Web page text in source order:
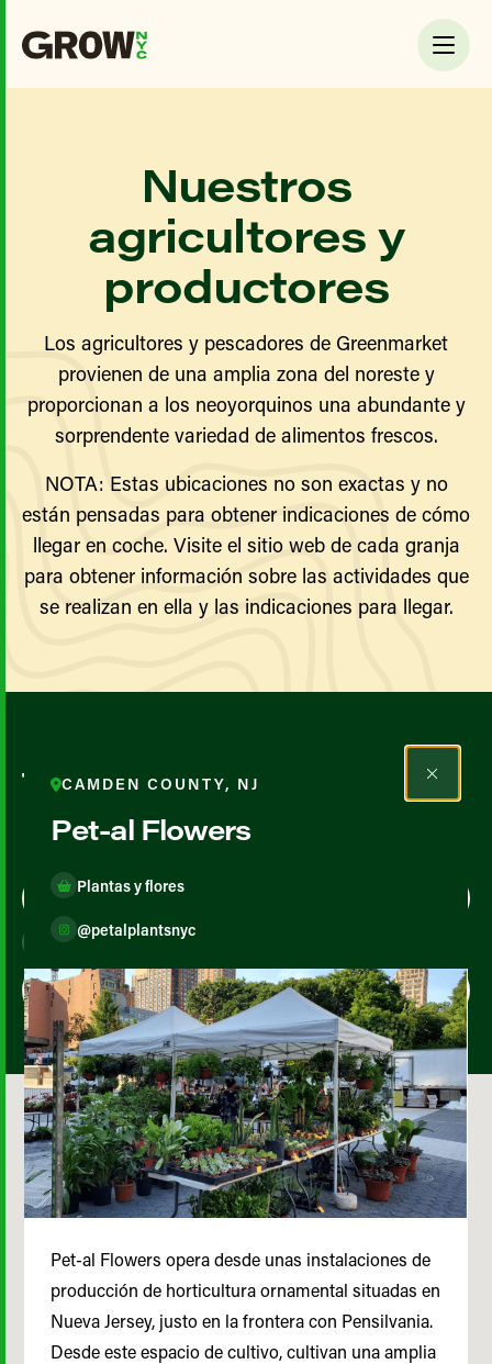
Nuestros
agricultores y
productores
Los agricultores y pescadores de Greenmarket
provienen de una amplia zona del noreste y
proporcionan a los neoyorquinos una abundante y
sorprendente variedad de alimentos frescos.
NOTA: Estas ubicaciones no son exactas y no
están pensadas para obtener indicaciones de cómo
llegar en coche. Visite el sitio web de cada granja
para obtener información sobre las actividades que
se realizan en ella y las indicaciones para llegar.
Todos los agricultores y
productores
Map View
CAMDEN COUNTY, NJ
Pet-al Flowers
Plantas y flores
@petalplantsnyc
Pet-al Flowers opera desde unas instalaciones de
producción de horticultura ornamental situadas en
Nueva Jersey, justo en la frontera con Pensilvania.
Desde este espacio de cultivo, cultivan una amplia